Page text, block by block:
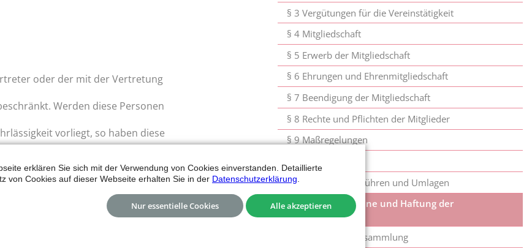
oder der mit der Vertretung
Werden diese Personen
vorliegt, so haben diese
der Ansprüche sowie auf
für den
§ 3 Vergütungen für die Vereinstätigkeit
§ 4 Mitgliedschaft
§ 5 Erwerb der Mitgliedschaft
§ 6 Ehrungen und Ehrenmitgliedschaft
§ 7 Beendigung der Mitgliedschaft
§ 8 Rechte und Pflichten der Mitglieder
§ 9 Maßregelungen
§ 11 Beiträge, Gebühren und Umlagen
§ 12 Vereinsorgane und Haftung der
Organmitglieder
§ 13 Mitgliederversammlung
erklären Sie sich mit der Verwendung von Cookies einverstanden. Detaillierte
von Cookies auf dieser Webseite erhalten Sie in der Datenschutzerklärung
Nur essentielle Cookies Alle akzeptieren